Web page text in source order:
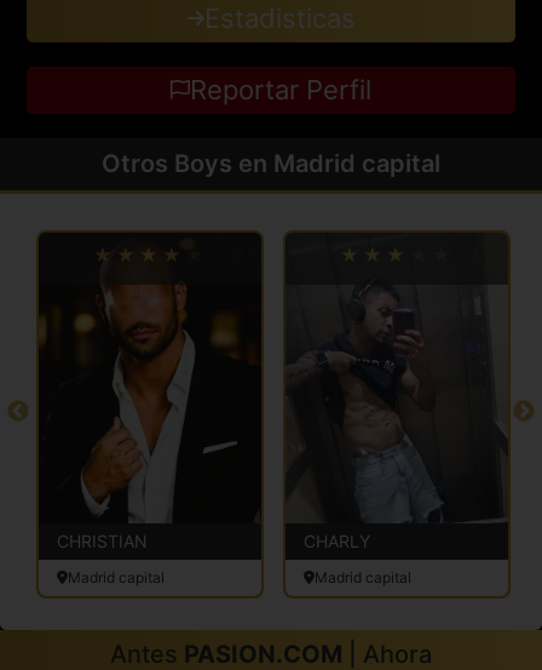
Estadisticas
Reportar Perfil
Otros Boys en Madrid capital
CHRISTIAN
Madrid capital
CHARLY
Madrid capital
Antes PASION.COM | Ahora